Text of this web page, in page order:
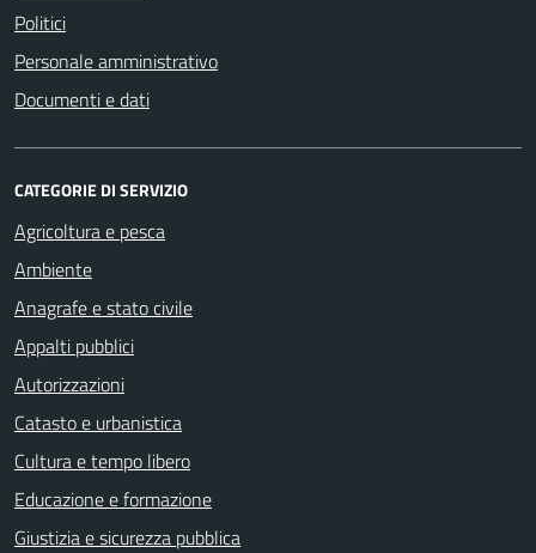
Politici
Personale amministrativo
Documenti e dati
CATEGORIE DI SERVIZIO
Agricoltura e pesca
Ambiente
Anagrafe e stato civile
Appalti pubblici
Autorizzazioni
Catasto e urbanistica
Cultura e tempo libero
Educazione e formazione
Giustizia e sicurezza pubblica